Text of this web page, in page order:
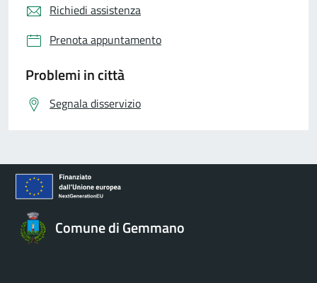
Richiedi assistenza
Prenota appuntamento
Problemi in città
Segnala disservizio
Comune di Gemmano